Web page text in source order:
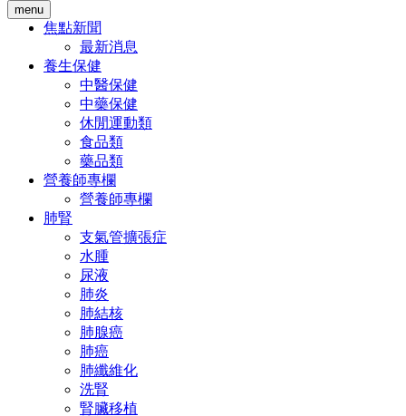
menu
焦點新聞
最新消息
養生保健
中醫保健
中藥保健
休閒運動類
食品類
藥品類
營養師專欄
營養師專欄
肺腎
支氣管擴張症
水腫
尿液
肺炎
肺結核
肺腺癌
肺癌
肺纖維化
洗腎
腎臟移植